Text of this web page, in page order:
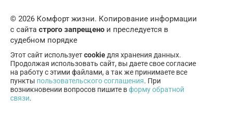
© 2026 Комфорт жизни. Копирование информации
с сайта строго запрещено и преследуется в
судебном порядке
Этот сайт используетcookie для хранения данных.
Продолжая использовать сайт, вы даете свое согласие
на работу с этими файлами, а так же принимаете все
пункты пользовательского соглашения. При
возникновении вопросов пишите вформу обратной
связи.